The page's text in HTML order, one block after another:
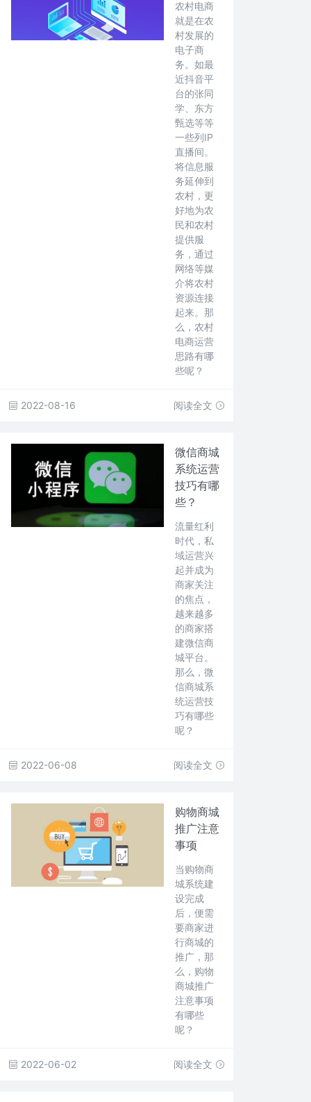
农村电商
就是在农
村发展的
电子商
务。如最
近抖音平
台的张同
学、东方
甄选等等
一些列IP
直播间。
将信息服
务延伸到
农村，更
好地为农
民和农村
提供服
务，通过
网络等媒
介将农村
资源连接
起来。那
么，农村
电商运营
思路有哪
些呢？
2022-08-16 阅读全文
微信商城
系统运营
技巧有哪
些？
流量红利
时代，私
域运营兴
起并成为
商家关注
的焦点，
越来越多
的商家搭
建微信商
城平台。
那么，微
信商城系
统运营技
巧有哪些
呢？
2022-06-08 阅读全文
购物商城
推广注意
事项
当购物商
城系统建
设完成
后，便需
要商家进
行商城的
推广，那
么，购物
商城推广
注意事项
有哪些
呢？
2022-06-02 阅读全文